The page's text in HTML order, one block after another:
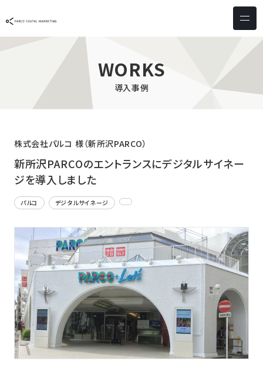
サービス & ソリューション
PICTONA
PDM XR
デジタルサイネージ
しふとん
ウェブアクセシビリティ
店頭
スキルアップ
導入事例
クライアント一覧
ニュース
採用情報
メンバー
会社情報
WORKS
導入事例
株式会社パルコ 様（新所沢PARCO）
新所沢PARCOのエントランスにデジタルサイネー
ジを導入しました
パルコ デジタルサイネージ